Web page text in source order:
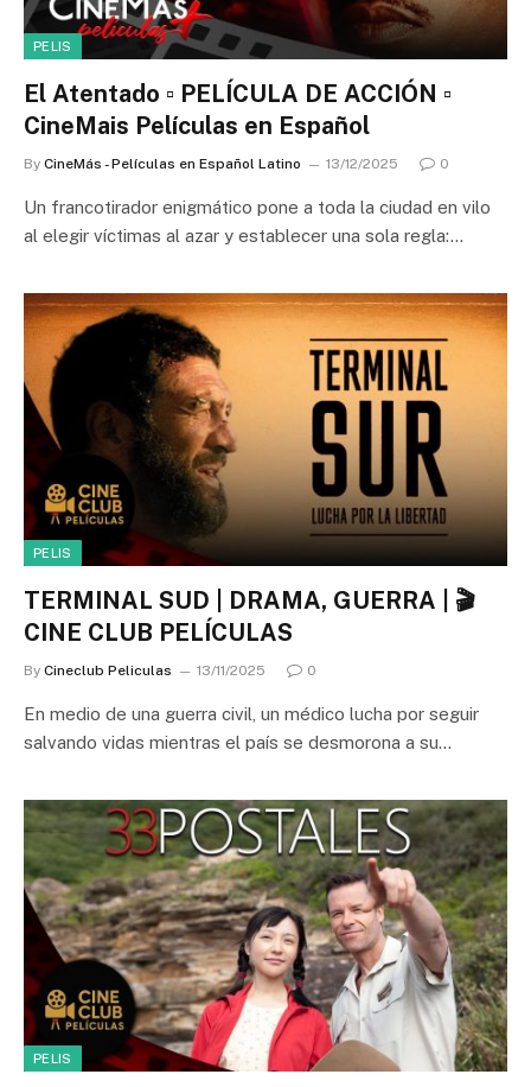
PELIS
El Atentado ▫️ PELÍCULA DE ACCIÓN ▫️
CineMais Películas en Español
By CineMás - Películas en Español Latino 13/12/2025 0
Un francotirador enigmático pone a toda la ciudad en vilo
al elegir víctimas al azar y establecer una sola regla:…
PELIS
TERMINAL SUD | DRAMA, GUERRA | 🎬
CINE CLUB PELÍCULAS
By Cineclub Peliculas 13/11/2025 0
En medio de una guerra civil, un médico lucha por seguir
salvando vidas mientras el país se desmorona a su…
PELIS